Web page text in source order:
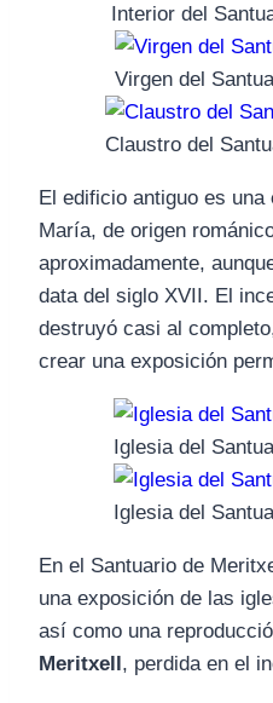
Interior del
Virgen del
Claustro del
El edificio antiguo es una
María, de origen
aproximadamente,
data del siglo XVII. El
destruyó casi al
crear una exposición
Iglesia del
Iglesia del
En el Santuario de
una exposición de las
así como una
Meritxell, perdida en el